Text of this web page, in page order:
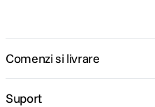
Comenzi si livrare
Suport